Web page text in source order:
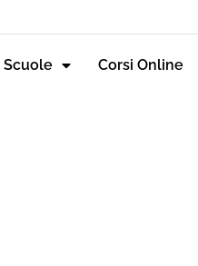
Scuole Corsi Online